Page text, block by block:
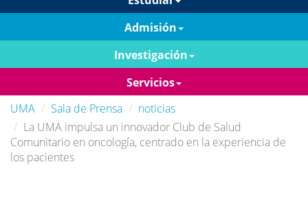
Admisión
Investigación
Servicios
UMA
Sala de Prensa
noticias
La UMA impulsa un innovador Club de Salud
Comunitario en oncología, centrado en la experiencia de
los pacientes